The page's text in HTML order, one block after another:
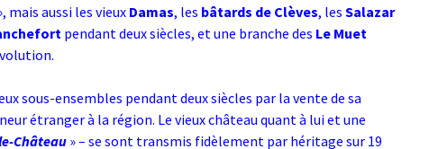
mais aussi les vieuxDamas, les bâtards de Clèves, les Salazar
pendant deux siècles, et une branche des Le Muet
sous-ensembles pendant deux siècles par la vente de sa
étranger à la région. Le vieux château quant à lui et une
Château» – se sont transmis fidèlement par héritage sur 19